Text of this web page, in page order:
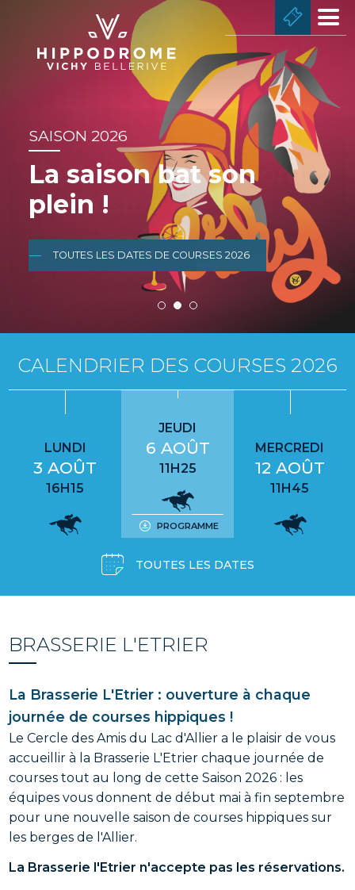
contenu
principal
MENU
AU
DESSUS
DE
L'ENTÊTE
DÉCOUVREZ LES MENUS
SAISON 2026
La saison bat son
plein !
TOUTES LES DATES DE COURSES 2026
INSCRIVEZ-VOUS
CALENDRIER DES COURSES 2026
LUNDI
3 AOÛT
16H15
JEUDI
6 AOÛT
11H25
PROGRAMME
MERCREDI
12 AOÛT
11H45
TOUTES LES DATES
BRASSERIE L'ETRIER
La Brasserie L'Etrier : ouverture à chaque
journée de courses hippiques !
Le Cercle des Amis du Lac d'Allier a le plaisir de vous
accueillir à la Brasserie L'Etrier chaque journée de
courses tout au long de cette Saison 2026 : les
équipes vous donnent de début mai à fin septembre
pour une nouvelle saison de courses hippiques sur
les berges de l'Allier.
La Brasserie l'Etrier n'accepte pas les réservations.